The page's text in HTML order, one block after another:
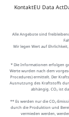
KontaktEU Data Act
Alle Angebote sind
Wir legen Wert auf
* Die Informationen erfolgen
Werte wurden nach dem
Procedures) ermittelt. Der
Ausnutzung des Kraftstoffs
abhängig. CO₂ ist
** Es werden nur die CO₂-
durch die Produktion und
vermieden werden,